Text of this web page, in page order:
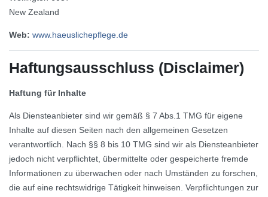
New Zealand
Web: www.haeuslichepflege.de
Haftungsausschluss (Disclaimer)
Haftung für Inhalte
Als Diensteanbieter sind wir gemäß § 7 Abs.1 TMG für eigene
Inhalte auf diesen Seiten nach den allgemeinen Gesetzen
verantwortlich. Nach §§ 8 bis 10 TMG sind wir als Diensteanbieter
jedoch nicht verpflichtet, übermittelte oder gespeicherte fremde
Informationen zu überwachen oder nach Umständen zu forschen,
die auf eine rechtswidrige Tätigkeit hinweisen. Verpflichtungen zur